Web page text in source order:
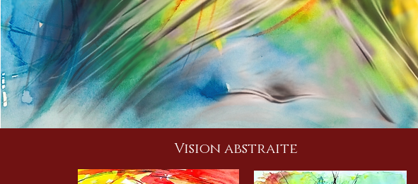
Vision abstraite